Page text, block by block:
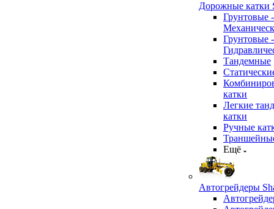
Дорожные катки
Грунтовые -
Грунтовые -
Тандемные
катки
Легкие
катки
Ручные
Ещё
Автогрейдеры